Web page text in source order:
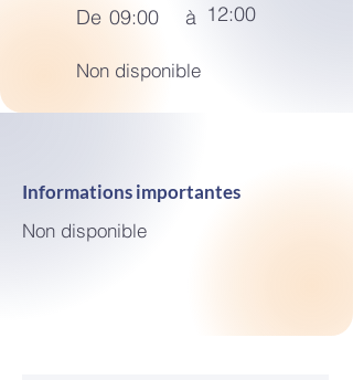
De 09:00 à 12:00
Non disponible
Informations importantes
Non disponible